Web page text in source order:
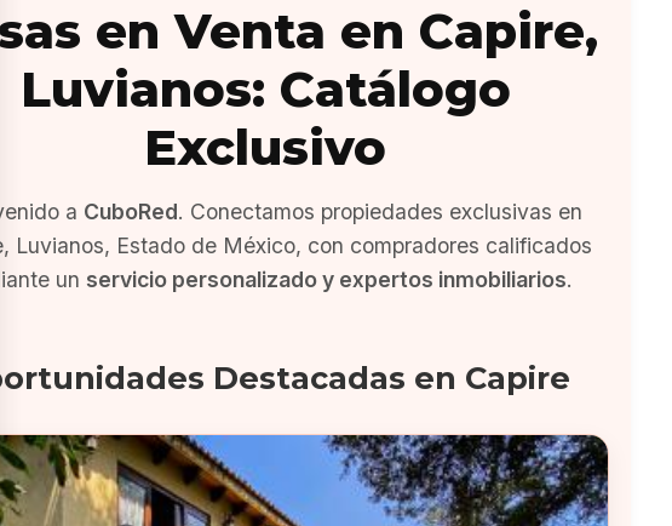
en Venta en Capire,
Luvianos: Catálogo
Exclusivo
a CuboRed. Conectamos propiedades exclusivas en
Luvianos, Estado de México, con compradores calificados
un servicio personalizado y expertos inmobiliarios.
Destacadas en Capire